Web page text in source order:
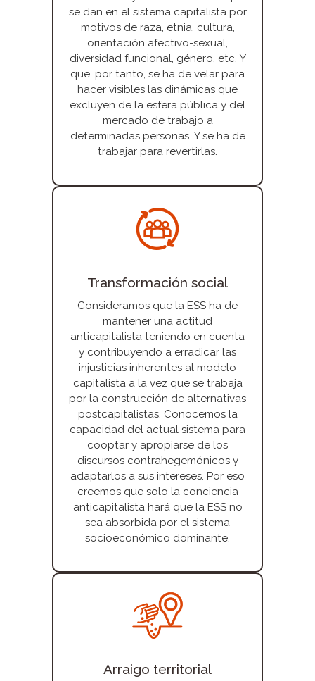
se dan en el sistema capitalista por
motivos de raza, etnia, cultura,
orientación afectivo-sexual,
diversidad funcional, género, etc. Y
que, por tanto, se ha de velar para
hacer visibles las dinámicas que
excluyen de la esfera pública y del
mercado de trabajo a
determinadas personas. Y se ha de
trabajar para revertirlas.
Transformación social
Consideramos que la ESS ha de
mantener una actitud
anticapitalista teniendo en cuenta
y contribuyendo a erradicar las
injusticias inherentes al modelo
capitalista a la vez que se trabaja
por la construcción de alternativas
postcapitalistas. Conocemos la
capacidad del actual sistema para
cooptar y apropiarse de los
discursos contrahegemónicos y
adaptarlos a sus intereses. Por eso
creemos que solo la conciencia
anticapitalista hará que la ESS no
sea absorbida por el sistema
socioeconómico dominante.
Arraigo territorial